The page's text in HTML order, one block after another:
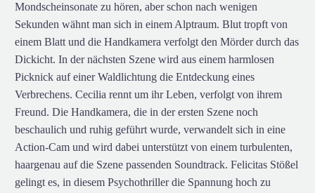
Mondscheinsonate zu hören, aber schon nach wenigen
Sekunden wähnt man sich in einem Alptraum. Blut tropft von
einem Blatt und die Handkamera verfolgt den Mörder durch das
Dickicht. In der nächsten Szene wird aus einem harmlosen
Picknick auf einer Waldlichtung die Entdeckung eines
Verbrechens. Cecilia rennt um ihr Leben, verfolgt von ihrem
Freund. Die Handkamera, die in der ersten Szene noch
beschaulich und ruhig geführt wurde, verwandelt sich in eine
Action-Cam und wird dabei unterstützt von einem turbulenten,
haargenau auf die Szene passenden Soundtrack. Felicitas Stößel
gelingt es, in diesem Psychothriller die Spannung hoch zu